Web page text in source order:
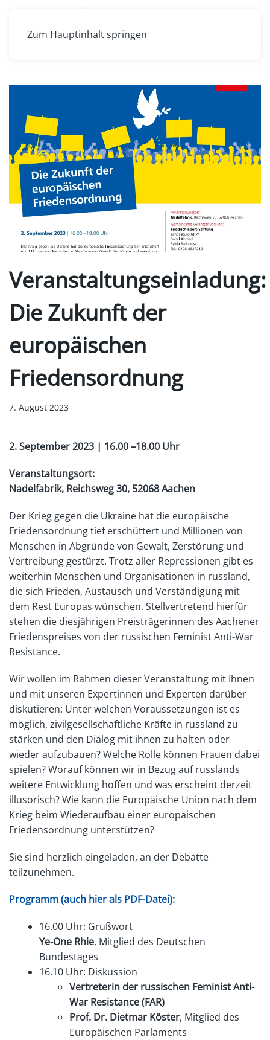
Zum Hauptinhalt springen
Veranstaltungseinladung:
Die Zukunft der
europäischen
Friedensordnung
7. August 2023
2. September 2023 | 16.00 –18.00 Uhr
Veranstaltungsort:
Nadelfabrik, Reichsweg 30, 52068 Aachen
Der Krieg gegen die Ukraine hat die europäische
Friedensordnung tief erschüttert und Millionen von
Menschen in Abgründe von Gewalt, Zerstörung und
Vertreibung gestürzt. Trotz aller Repressionen gibt es
weiterhin Menschen und Organisationen in russland,
die sich Frieden, Austausch und Verständigung mit
dem Rest Europas wünschen. Stellvertretend hierfür
stehen die diesjährigen Preisträgerinnen des Aachener
Friedenspreises von der russischen Feminist Anti-War
Resistance.
Wir wollen im Rahmen dieser Veranstaltung mit Ihnen
und mit unseren Expertinnen und Experten darüber
diskutieren: Unter welchen Voraussetzungen ist es
möglich, zivilgesellschaftliche Kräfte in russland zu
stärken und den Dialog mit ihnen zu halten oder
wieder aufzubauen? Welche Rolle können Frauen dabei
spielen? Worauf können wir in Bezug auf russlands
weitere Entwicklung hoffen und was erscheint derzeit
illusorisch? Wie kann die Europäische Union nach dem
Krieg beim Wiederaufbau einer europäischen
Friedensordnung unterstützen?
Sie sind herzlich eingeladen, an der Debatte
teilzunehmen.
Programm (auch hier als PDF-Datei):
16.00 Uhr: Grußwort
Ye-One Rhie, Mitglied des Deutschen
Bundestages
16.10 Uhr: Diskussion
Vertreterin der russischen Feminist Anti-
War Resistance (FAR)
Prof. Dr. Dietmar Köster, Mitglied des
Europäischen Parlaments